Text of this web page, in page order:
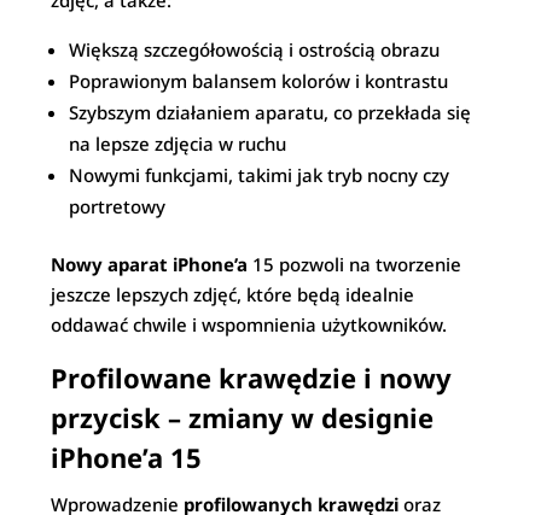
Większą szczegółowością i ostrością obrazu
Poprawionym balansem kolorów i kontrastu
Szybszym działaniem aparatu, co przekłada się
na lepsze zdjęcia w ruchu
Nowymi funkcjami, takimi jak tryb nocny czy
portretowy
Nowy aparat iPhone’a 15 pozwoli na tworzenie
jeszcze lepszych zdjęć, które będą idealnie
oddawać chwile i wspomnienia użytkowników.
Profilowane krawędzie i nowy
przycisk – zmiany w designie
iPhone’a 15
Wprowadzenie profilowanych krawędzi oraz